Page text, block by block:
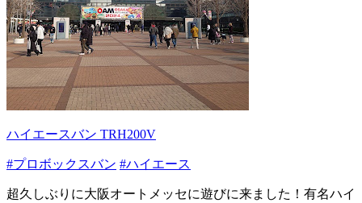
ハイエースバン TRH200V
#プロボックスバン #ハイエース
超久しぶりに大阪オートメッセに遊びに来ました！有名ハイ